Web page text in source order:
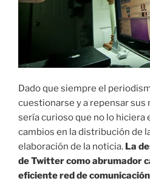
Dado que siempre el
cuestionarse y a repensar sus
sería curioso que no lo hiciera
cambios en la distribución de
elaboración de la noticia. La
de Twitter como abrumador
eficiente red de comunicación